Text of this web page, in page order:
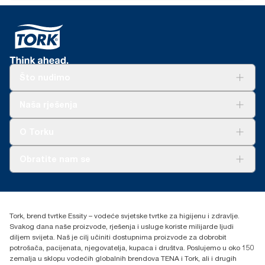
+385 913 900 004
H-1021 Budapest
Budakeszi út 51.
Tork, brend tvrtke Essity – vodeće svjetske tvrtke za higijenu i zdravlje.
Svakog dana naše proizvode, rješenja i usluge koriste milijarde ljudi
diljem svijeta. Naš je cilj učiniti dostupnima proizvode za dobrobit
potrošača, pacijenata, njegovatelja, kupaca i društva. Poslujemo u oko 150
zemalja u sklopu vodećih globalnih brendova TENA i Tork, ali i drugih